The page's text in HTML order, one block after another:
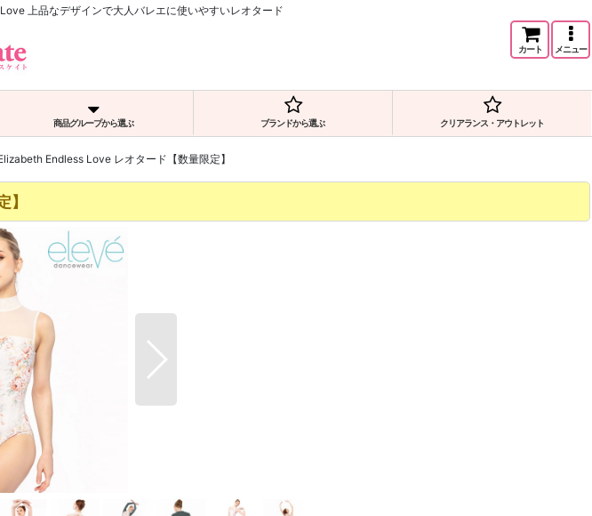
上品なデザインで大人バレエに使いやすいレオタード
カート メニュー
商品グループから選ぶ ブランドから選ぶ クリアランス・アウトレット
Endless Love レオタード【数量限定】